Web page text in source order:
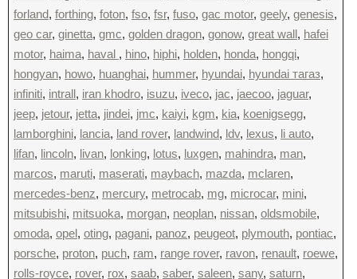
forland, forthing, foton, fso, fsr, fuso, gac motor, geely, genesis,
geo car, ginetta, gmc, golden dragon, gonow, great wall, hafei
motor, haima, haval , hino, hiphi, holden, honda, hongqi,
hongyan, howo, huanghai, hummer, hyundai, hyundai тагаз,
infiniti, intrall, iran khodro, isuzu, iveco, jac, jaecoo, jaguar,
jeep, jetour, jetta, jindei, jmc, kaiyi, kgm, kia, koenigsegg,
lamborghini, lancia, land rover, landwind, ldv, lexus, li auto,
lifan, lincoln, livan, lonking, lotus, luxgen, mahindra, man,
marcos, maruti, maserati, maybach, mazda, mclaren,
mercedes-benz, mercury, metrocab, mg, microcar, mini,
mitsubishi, mitsuoka, morgan, neoplan, nissan, oldsmobile,
omoda, opel, oting, pagani, panoz, peugeot, plymouth, pontiac,
porsche, proton, puch, ram, range rover, ravon, renault, roewe,
rolls-royce, rover, rox, saab, saber, saleen, sany, saturn,